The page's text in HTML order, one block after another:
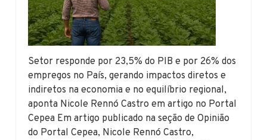
Setor responde por 23,5% do PIB e por 26% dos
empregos no País, gerando impactos diretos e
indiretos na economia e no equilíbrio regional,
aponta Nicole Rennó Castro em artigo no Portal
Cepea Em artigo publicado na seção de Opinião
do Portal Cepea, Nicole Rennó Castro,